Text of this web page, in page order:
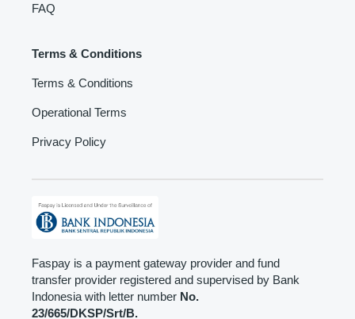
FAQ
Terms & Conditions
Terms & Conditions
Operational Terms
Privacy Policy
Faspay is a payment gateway provider and fund
transfer provider registered and supervised by Bank
Indonesia with letter number No.
23/665/DKSP/Srt/B.